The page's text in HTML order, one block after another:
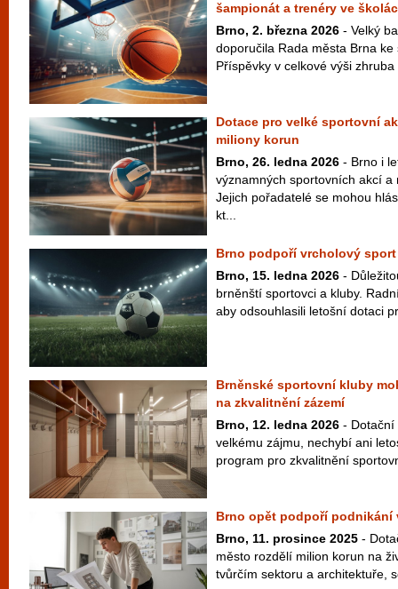
šampionát a trenéry ve
Brno, 2. března 2026 - Velký
doporučila Rada města Brna
Příspěvky v celkové výši
Dotace pro velké sportovní
miliony korun
Brno, 26. ledna 2026 - Brno i
významných sportovních akcí
Jejich pořadatelé se mohou
kt...
Brno podpoří vrcholový
Brno, 15. ledna 2026 -
brněnští sportovci a kluby.
aby odsouhlasili letošní dotaci
Brněnské sportovní kluby
na zkvalitnění zázemí
Brno, 12. ledna 2026 - Dotační
velkému zájmu, nechybí ani
program pro zkvalitnění
Brno opět podpoří podnikání
Brno, 11. prosince 2025 -
město rozdělí milion korun na
tvůrčím sektoru a architektuře,